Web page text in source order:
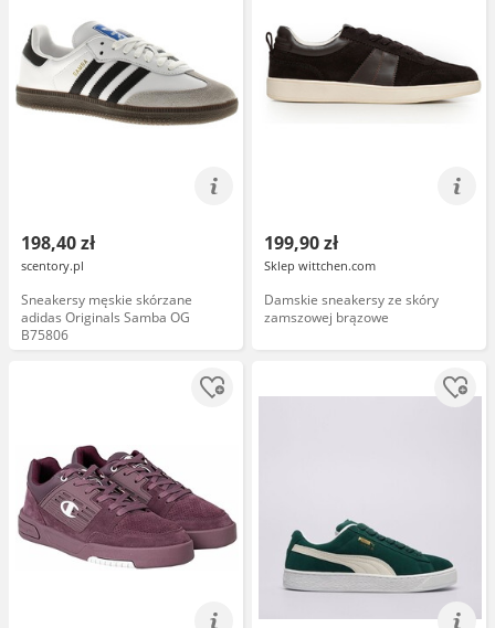
198,40 zł
scentory.pl
Sneakersy męskie skórzane
adidas Originals Samba OG
B75806
199,90 zł
Sklep wittchen.com
Damskie sneakersy ze skóry
zamszowej brązowe